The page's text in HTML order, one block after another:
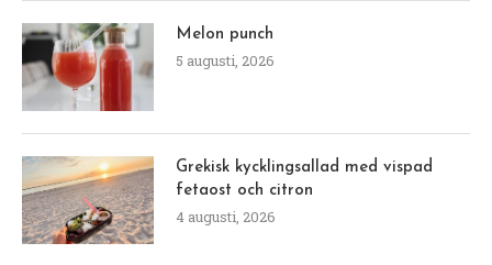
Melon punch
5 augusti, 2026
Grekisk kycklingsallad med vispad
fetaost och citron
4 augusti, 2026